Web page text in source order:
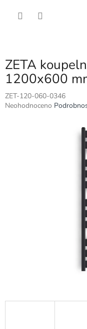
ZETA
1200x600
ZET-120-060-0346
Průměrné
Neohodnoceno